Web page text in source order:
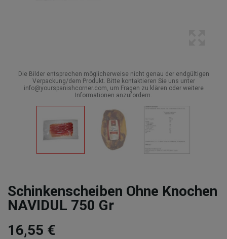
Die Bilder entsprechen möglicherweise nicht genau der endgültigen
Verpackung/dem Produkt. Bitte kontaktieren Sie uns unter
info@yourspanishcorner.com, um Fragen zu klären oder weitere
Informationen anzufordern.
Schinkenscheiben Ohne Knochen
NAVIDUL 750 Gr
16,55 €